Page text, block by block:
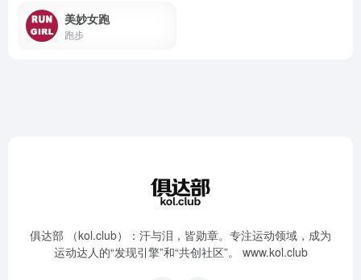
美妙女跑
跑步
俱达部 （kol.club）：汗与泪，皆勋章。专注运动领域，成为
运动达人的“发现引擎”和“共创社区”。 www.kol.club